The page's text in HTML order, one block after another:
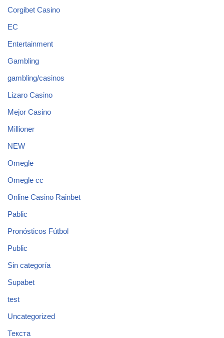
Corgibet Casino
EC
Entertainment
Gambling
gambling/casinos
Lizaro Casino
Mejor Casino
Millioner
NEW
Omegle
Omegle cc
Online Casino Rainbet
Pablic
Pronósticos Fútbol
Public
Sin categoría
Supabet
test
Uncategorized
Текста